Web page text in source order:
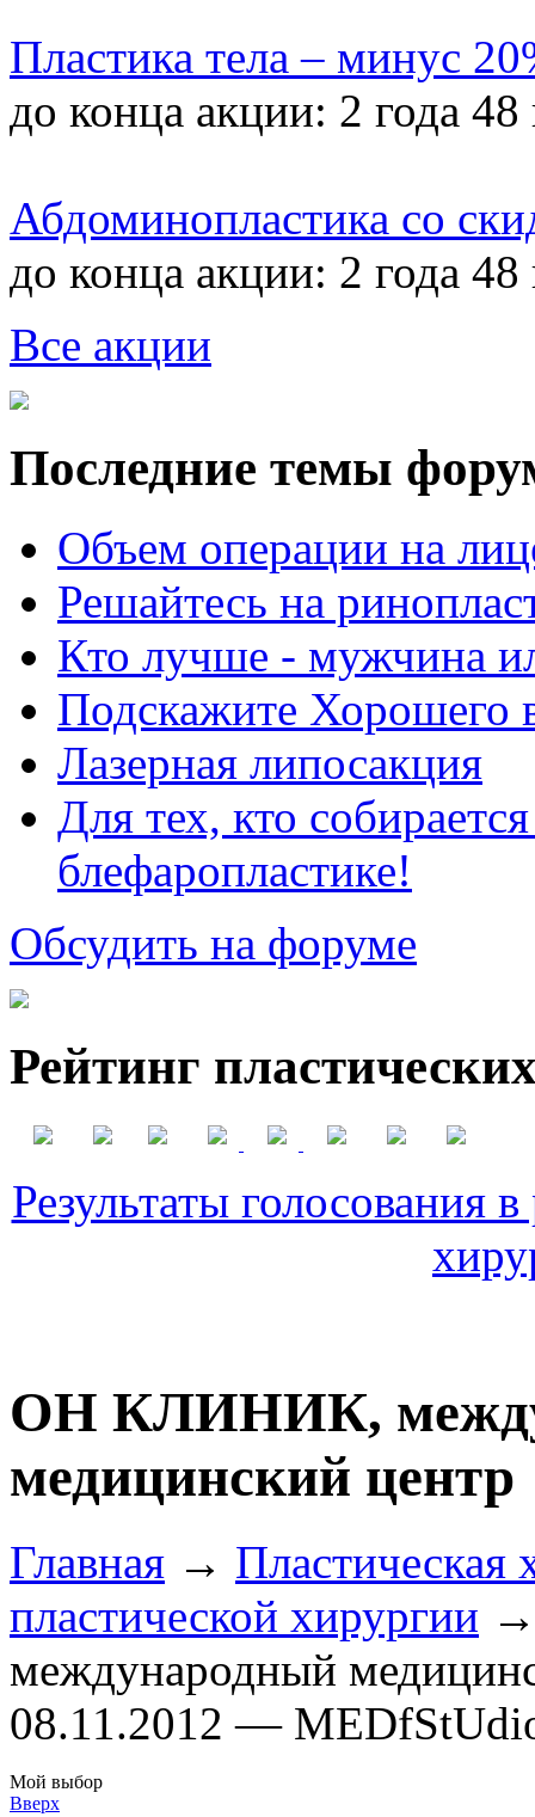
Пластика тела – минус
до конца акции: 2 года 48
Абдоминопластика со
до конца акции: 2 года 48
Все акции
Последние темы
Объем операции на
Решайтесь на
Кто лучше - мужчина
Подскажите Хорошего
Лазерная липосакция
Для тех, кто
блефаропластике!
Обсудить на форуме
Рейтинг
Результаты голосования
ОН КЛИНИК,
медицинский центр
Главная → Пластическая
пластической хирургии
международный
08.11.2012 —
Мой выбор
Вверх